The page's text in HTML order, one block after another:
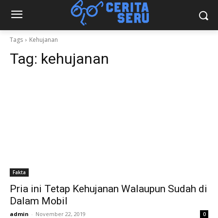
Tags Kehujanan
Tag: kehujanan
Fakta
Pria ini Tetap Kehujanan Walaupun Sudah di
Dalam Mobil
admin - November 22, 2019 0